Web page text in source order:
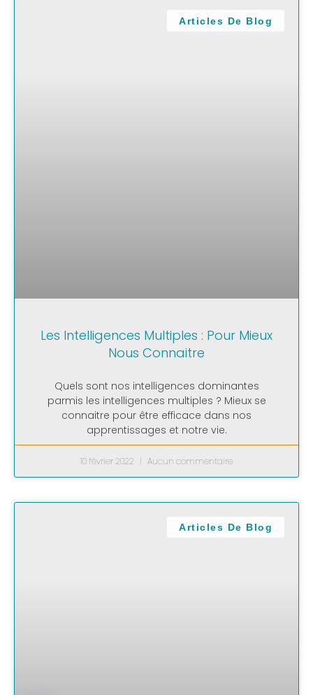
Articles De Blog
Les Intelligences Multiples : Pour Mieux
Nous Connaitre
Quels sont nos intelligences dominantes
parmis les intelligences multiples ? Mieux se
connaitre pour être efficace dans nos
apprentissages et notre vie.
10 février 2022 Aucun commentaire
Articles De Blog